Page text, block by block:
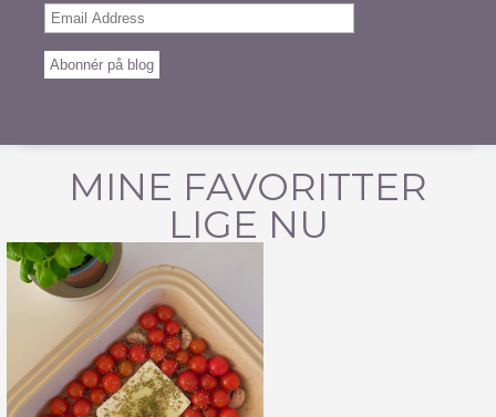
Email
Abonnér på blog
MINE FAVORITTER
LIGE NU